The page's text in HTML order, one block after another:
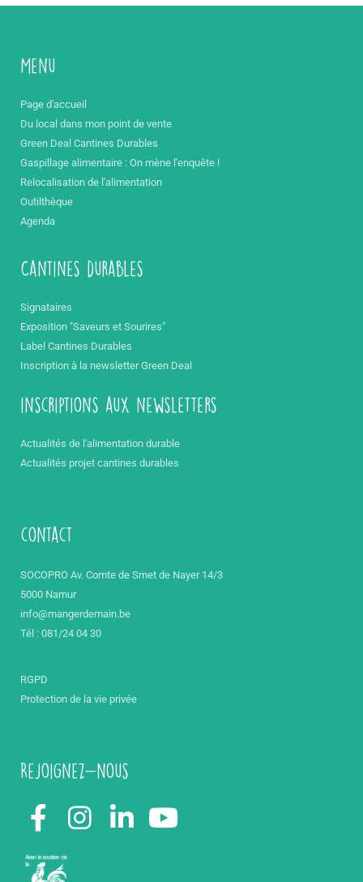
Menu
Page d'accueil
Du local dans mon point de vente
Green Deal Cantines Durables
Gaspillage alimentaire : On mène l'enquête !
Relocalisation de l'alimentation
Outilthèque
Agenda
Cantines durables
Signataires
Exposition "Saveurs et Sourires"
Label Cantines Durables
Inscription à la newsletter Green Deal
inscriptions aux newsletters
Actualités de l'alimentation durable
Actualités projet cantines durables
contact
SOCOPRO Av. Comte de Smet de Nayer 14/3
5000 Namur
info@mangerdemain.be
Tél : 081/24 04 30
RGPD
Protection de la vie privée
Rejoignez-nous